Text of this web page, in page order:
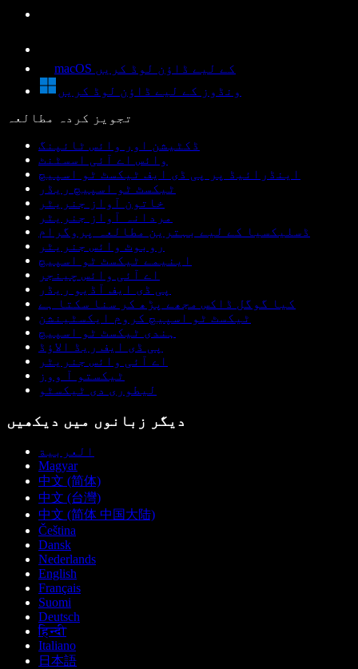
macOS کے لیے ڈاؤن لوڈ کریں
ونڈوز کے لیے ڈاؤن لوڈ کریں
تجویز کردہ مطالعہ
ڈکٹیشن اور وائس ٹائپنگ
وائس اے آئی اسسٹنٹ
اینڈرائیڈ پر پی ڈی ایف ٹیکسٹ ٹو اسپیچ
ٹیکسٹ ٹو اسپیچ ریڈر
خاتون آواز جنریٹر
مردانہ آواز جنریٹر
ڈسلیکسیا کے لیے بہترین مطالعہ پروگرام
روبوٹ وائس جنریٹر
اینیمے ٹیکسٹ ٹو اسپیچ
اے آئی وائس چینجر
پی ڈی ایف آڈیو ریڈر
کیا گوگل ڈاکس مجھے پڑھ کر سنا سکتا ہے
ٹیکسٹ ٹو اسپیچ کروم ایکسٹینشن
ہندی ٹیکسٹ ٹو اسپیچ
پی ڈی ایف ریڈ الاؤڈ
اے آئی وائس جنریٹر
ٹیکستو آ ووز
لیطوری دی ٹیکسٹو
دیگر زبانوں میں دیکھیں
العربية
Magyar
中文 (简体)
中文 (台灣)
中文 (简体 中国大陆)
Čeština
Dansk
Nederlands
English
Français
Suomi
Deutsch
हिन्दी
Italiano
日本語